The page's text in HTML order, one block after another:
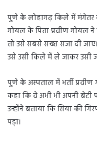
पुणे के लोहागढ़ किले में मंगेतर
गोयल के पिता प्रवीण गोयल
तो उसे सबसे सख्त सजा दी
उसे उसी किले में ले जाकर उसी
पुणे के अस्पताल में भर्ती प्रवीण
कहा कि वे अभी भी अपनी बेटी
उन्होंने बताया कि सिया की
पड़ा।